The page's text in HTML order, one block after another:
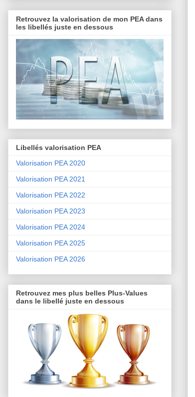
Retrouvez la valorisation de mon PEA dans
les libellés juste en dessous
Libellés valorisation PEA
Valorisation PEA 2020
Valorisation PEA 2021
Valorisation PEA 2022
Valorisation PEA 2023
Valorisation PEA 2024
Valorisation PEA 2025
Valorisation PEA 2026
Retrouvez mes plus belles Plus-Values
dans le libellé juste en dessous